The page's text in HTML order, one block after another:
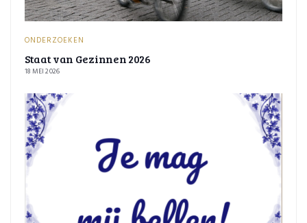
ONDERZOEKEN
Staat van Gezinnen 2026
18 MEI 2026